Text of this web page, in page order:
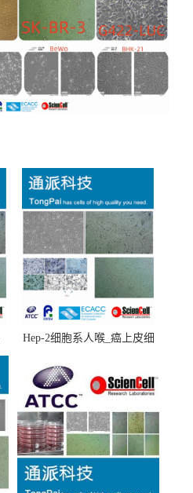
Hep-2细胞系人喉_癌上皮细